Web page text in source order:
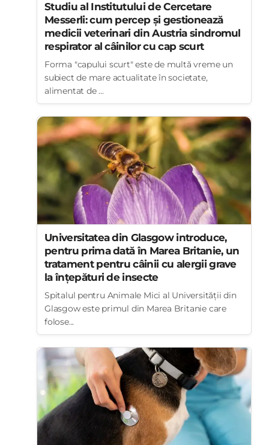
Studiu al Institutului de Cercetare
Messerli: cum percep și gestionează
medicii veterinari din Austria sindromul
respirator al câinilor cu cap scurt
Forma "capului scurt" este de multă vreme un
subiect de mare actualitate în societate,
alimentat de ...
Universitatea din Glasgow introduce,
pentru prima dată în Marea Britanie, un
tratament pentru câinii cu alergii grave
la înțepături de insecte
Spitalul pentru Animale Mici al Universității din
Glasgow este primul din Marea Britanie care
folose...